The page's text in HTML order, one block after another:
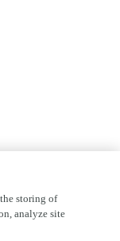
storing of
analyze site